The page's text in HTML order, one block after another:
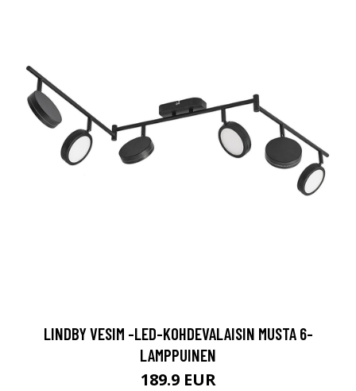
LINDBY VESIM -LED-KOHDEVALAISIN MUSTA 6-
LAMPPUINEN
189.9 EUR